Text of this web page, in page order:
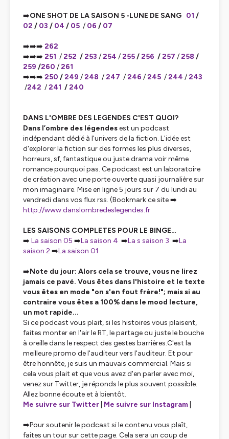
➡️ONE SHOT DE LA SAISON 5 -LUNE DE SANG 01 /
02 / 03 / 04 / 05 / 06 / 07
➡️➡️➡️ 262
➡️➡️➡️ 251 /252 /253 /254 /255/256 /257 /258 /
259 /260 /261
➡️➡️➡️ 250 /249 /248 /247 /246 /245 /244 /243
/242 /241 /240
DANS L'OMBRE DES LEGENDES C'EST QUOI?
Dans l’ombre des légendesest un podcast
indépendant dédié à l'univers de la fiction. L'idée est
d'explorer la fiction sur des formes les plus diverses,
horreurs, sf, fantastique ou juste drama voir même
romance pourquoi pas. Ce podcast est un laboratoire
de création avec une porte ouverte quasi journalière sur
mon imaginaire. Mise en ligne 5 jours sur 7 du lundi au
vendredi dans vos flux rss. (Bookmark ce site ➡️
http://www.danslombredeslegendes.fr
LES SAISONS COMPLETES POUR LE BINGE…
➡️ La saison 05 ➡️La saison 4 ➡️La s saison 3 ➡️La
saison 2 ➡️La saison 01
➡️Note du jour: Alors cela se trouve, vous ne lirez
jamais ce pavé. Vous êtes dans l'histoire et le texte
vous êtes en mode "on s'en fout frère!"; mais si au
contraire vous êtes a 100% dans le mood lecture,
un mot rapide...
Si ce podcast vous plait, si les histoires vous plaisent,
faites monter en l'air le RT, le partage ou juste le bouche
à oreille dans le respect des gestes barrières.C'est la
meilleure promo de l'auditeur vers l'auditeur. Et pour
être honnête, je suis un mauvais commercial. Mais si
cela vous plait et que vous avez d'en parler avec moi,
venez sur Twitter, je réponds le plus souvent possible.
Allez bonne écoute et à bientôt.
Me suivre sur Twitter Me suivre sur Instagram
➡️Pour soutenir le podcast si le contenu vous plaît,
faites un tour sur cette page. Cela sera un coup de